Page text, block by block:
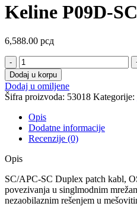
Keline P09D-
6,588.00 рсд
Keline
P09D-
SCASC-
020
-
5kom
količina
Dodaj u korpu
Dodaj u omiljene
Šifra proizvoda: 53018 Kategorije:
Opis
Dodatne informacije
Recenzije (0)
Opis
SC/APC-SC Duplex patch kabl,
povezivanja u singlmodnim
nezaobilaznim rešenjem u